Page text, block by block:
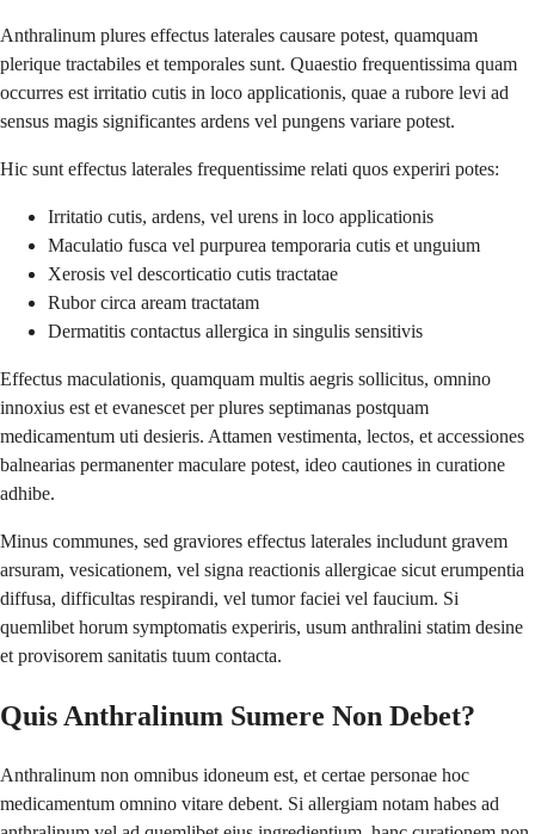
Anthralinum plures effectus laterales causare potest, quamquam
plerique tractabiles et temporales sunt. Quaestio frequentissima quam
occurres est irritatio cutis in loco applicationis, quae a rubore levi ad
sensus magis significantes ardens vel pungens variare potest.
Hic sunt effectus laterales frequentissime relati quos experiri potes:
Irritatio cutis, ardens, vel urens in loco applicationis
Maculatio fusca vel purpurea temporaria cutis et unguium
Xerosis vel descorticatio cutis tractatae
Rubor circa aream tractatam
Dermatitis contactus allergica in singulis sensitivis
Effectus maculationis, quamquam multis aegris sollicitus, omnino
innoxius est et evanescet per plures septimanas postquam
medicamentum uti desieris. Attamen vestimenta, lectos, et accessiones
balnearias permanenter maculare potest, ideo cautiones in curatione
adhibe.
Minus communes, sed graviores effectus laterales includunt gravem
arsuram, vesicationem, vel signa reactionis allergicae sicut erumpentia
diffusa, difficultas respirandi, vel tumor faciei vel faucium. Si
quemlibet horum symptomatis experiris, usum anthralini statim desine
et provisorem sanitatis tuum contacta.
Quis Anthralinum Sumere Non Debet?
Anthralinum non omnibus idoneum est, et certae personae hoc
medicamentum omnino vitare debent. Si allergiam notam habes ad